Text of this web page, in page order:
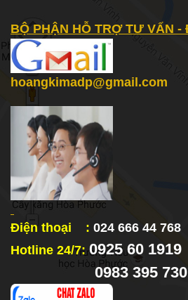
BỘ PHẬN HỖ TRỢ TƯ VẤN -
hoangkimadp@gmail.com
Điện thoại : 024 666 44 768
Hotline 24/7: 0925 60 1919
0983 395 730